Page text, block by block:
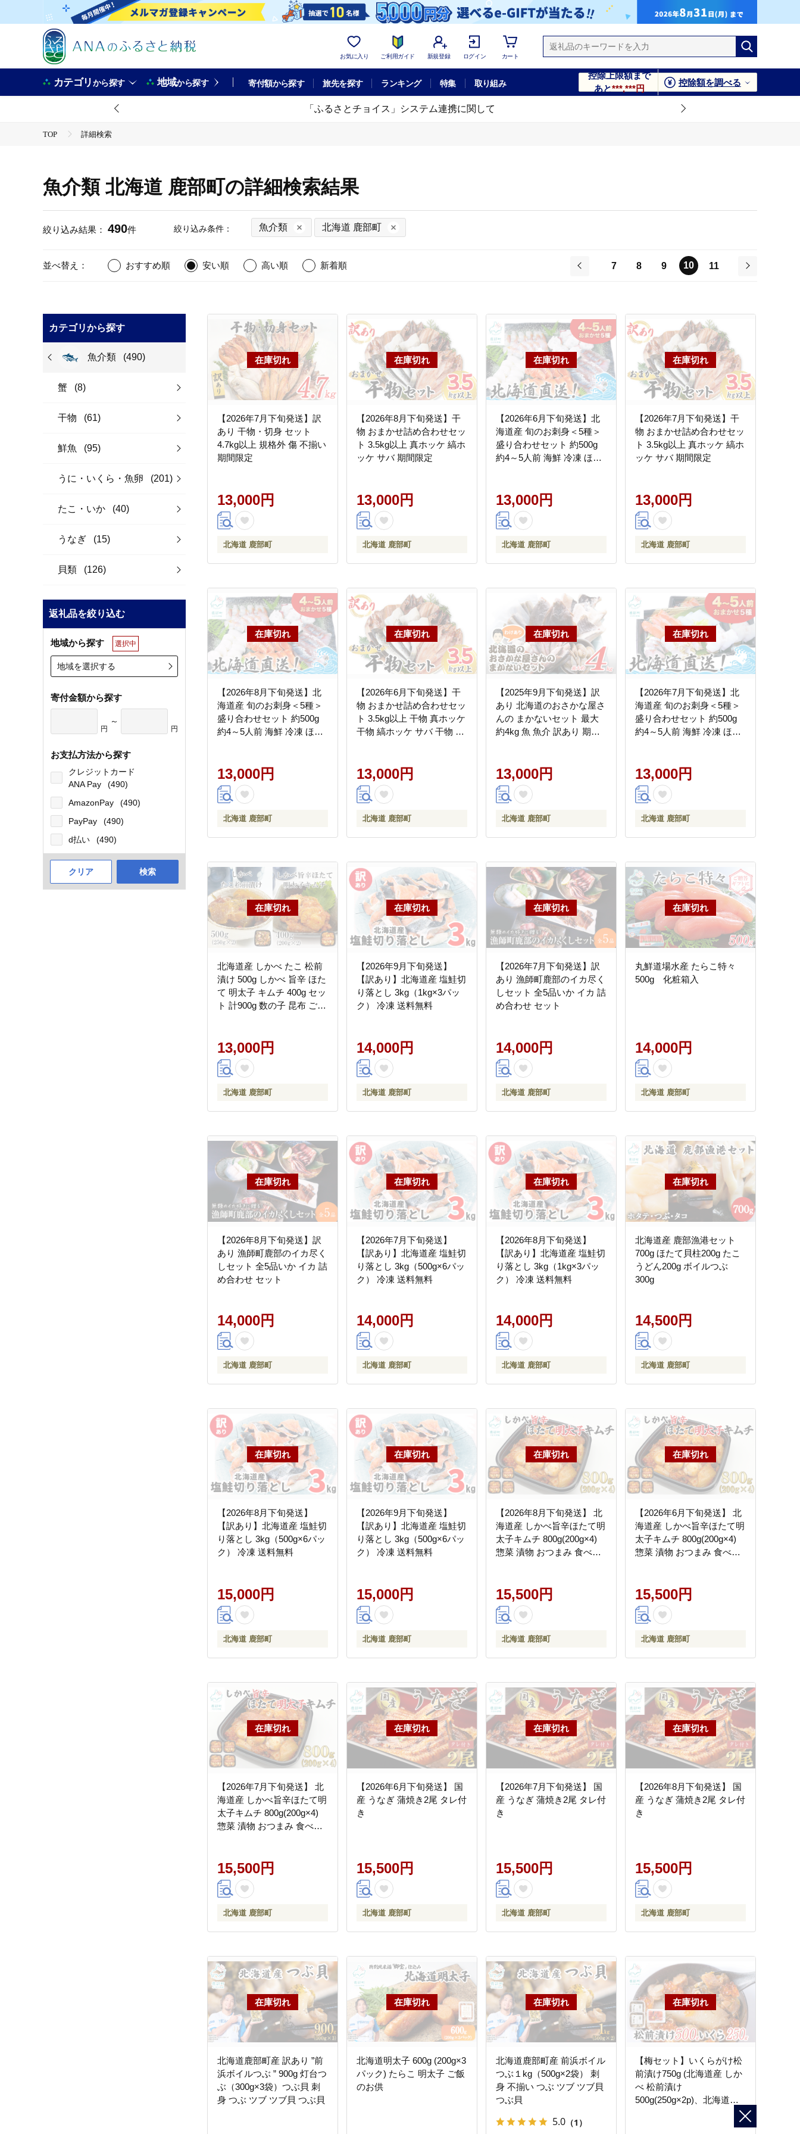
お気に入り ご利用ガイド 新規登録 ログイン カート
カテゴリから探す 地域から探す 寄付額から探す 旅先を探す ランキング 特集 取り組み
控除上限額まで
あと***,***円
控除額を調べる
「ふるさとチョイス」システム連携に関して
TOP 詳細検索
魚介類 北海道 鹿部町の詳細検索結果
絞り込み結果： 490件 絞り込み条件： 魚介類 北海道 鹿部町
並べ替え： おすすめ順 安い順 高い順
新着順
7 8 9 10
11
カテゴリから探す
魚介類 (490)
蟹 (8)
干物 (61)
鮮魚 (95)
うに・いくら・魚卵 (201)
たこ・いか (40)
うなぎ (15)
貝類 (126)
返礼品を絞り込む
地域から探す 選択中
地域を選択する
寄付金額から探す
円
～
円
お支払方法から探す
クレジットカード
ANA Pay
(490)
AmazonPay
(490)
PayPay
(490)
d払い
(490)
クリア 検索
【2026年7月下旬発送】訳
あり 干物・切身 セット
4.7kg以上 規格外 傷 不揃い
期間限定
13,000円
北海道 鹿部町
【2026年8月下旬発送】干
物 おまかせ詰め合わせセッ
ト 3.5kg以上 真ホッケ 縞ホ
ッケ サバ 期間限定
13,000円
北海道 鹿部町
【2026年6月下旬発送】北
海道産 旬のお刺身＜5種＞
盛り合わせセット 約500g
約4～5人前 海鮮 冷凍 ほた
13,000円
北海道 鹿部町
【2026年7月下旬発送】干
物 おまかせ詰め合わせセッ
ト 3.5kg以上 真ホッケ 縞ホ
ッケ サバ 期間限定
13,000円
北海道 鹿部町
【2026年8月下旬発送】北
海道産 旬のお刺身＜5種＞
盛り合わせセット 約500g
約4～5人前 海鮮 冷凍 ほた
13,000円
北海道 鹿部町
【2026年6月下旬発送】干
物 おまかせ詰め合わせセッ
ト 3.5kg以上 干物 真ホッケ
干物 縞ホッケ サバ 干物 期
13,000円
北海道 鹿部町
【2025年9月下旬発送】訳
あり 北海道のおさかな屋さ
んの まかないセット 最大
約4kg 魚 魚介 訳あり 期間
13,000円
北海道 鹿部町
【2026年7月下旬発送】北
海道産 旬のお刺身＜5種＞
盛り合わせセット 約500g
約4～5人前 海鮮 冷凍 ほた
限定
13,000円
北海道 鹿部町
北海道産 しかべ たこ 松前
漬け 500g しかべ 旨辛 ほた
て 明太子 キムチ 400g セッ
ト 計900g 数の子 昆布 ごは
13,000円
北海道 鹿部町
【2026年9月下旬発送】
【訳あり】北海道産 塩鮭切
り落とし 3kg（1kg×3パッ
ク） 冷凍 送料無料
14,000円
北海道 鹿部町
【2026年7月下旬発送】訳
あり 漁師町鹿部のイカ尽く
しセット 全5品いか イカ 詰
め合わせ セット
14,000円
北海道 鹿部町
丸鮮道場水産 たらこ特々
500g 化粧箱入
14,000円
北海道 鹿部町
【2026年8月下旬発送】訳
あり 漁師町鹿部のイカ尽く
しセット 全5品いか イカ 詰
め合わせ セット
14,000円
北海道 鹿部町
【2026年7月下旬発送】
【訳あり】北海道産 塩鮭切
り落とし 3kg（500g×6パッ
ク） 冷凍 送料無料
14,000円
北海道 鹿部町
【2026年8月下旬発送】
【訳あり】北海道産 塩鮭切
り落とし 3kg（1kg×3パッ
ク） 冷凍 送料無料
14,000円
北海道 鹿部町
北海道産 鹿部漁港セット
700g ほたて貝柱200g たこ
うどん200g ボイルつぶ
300g
14,500円
北海道 鹿部町
【2026年8月下旬発送】
【訳あり】北海道産 塩鮭切
り落とし 3kg（500g×6パッ
ク） 冷凍 送料無料
15,000円
北海道 鹿部町
【2026年9月下旬発送】
【訳あり】北海道産 塩鮭切
り落とし 3kg（500g×6パッ
ク） 冷凍 送料無料
15,000円
北海道 鹿部町
【2026年8月下旬発送】 北
海道産 しかべ旨辛ほたて明
太子キムチ 800g(200g×4)
惣菜 漬物 おつまみ 食べき
15,500円
北海道 鹿部町
【2026年6月下旬発送】 北
海道産 しかべ旨辛ほたて明
太子キムチ 800g(200g×4)
惣菜 漬物 おつまみ 食べき
15,500円
北海道 鹿部町
【2026年7月下旬発送】 北
海道産 しかべ旨辛ほたて明
太子キムチ 800g(200g×4)
惣菜 漬物 おつまみ 食べき
15,500円
北海道 鹿部町
【2026年6月下旬発送】 国
産 うなぎ 蒲焼き2尾 タレ付
き
15,500円
北海道 鹿部町
【2026年7月下旬発送】 国
産 うなぎ 蒲焼き2尾 タレ付
き
15,500円
北海道 鹿部町
【2026年8月下旬発送】 国
産 うなぎ 蒲焼き2尾 タレ付
き
15,500円
北海道 鹿部町
北海道鹿部町産 訳あり ”前
浜ボイルつぶ ” 900g 灯台つ
ぶ（300g×3袋）つぶ貝 刺
身 つぶ ツブ ツブ貝 つぶ貝
北海道明太子 600g (200g×3
パック) たらこ 明太子 ご飯
のお供
北海道鹿部町産 前浜ボイル
つぶ１kg（500g×2袋） 刺
身 不揃い つぶ ツブ ツブ貝
つぶ貝
5.0 （1）
【梅セット】いくらがけ松
前漬け750g (北海道産 しか
べ 松前漬け
500g(250g×2p)、北海道産
いくら 醤油漬け 250g） ほ
たて 小分け しかべ松前漬